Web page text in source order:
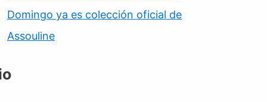
Domingo ya es colección oficial de
Assouline